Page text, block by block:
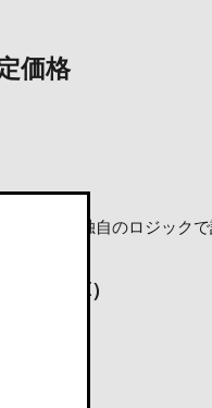
価格
スを元に独自のロジック
た試算）